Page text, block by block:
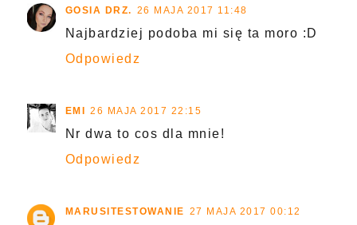
GOSIA DRZ. 26 MAJA 2017 11:48
Najbardziej podoba mi się ta moro :D
Odpowiedz
EMI 26 MAJA 2017 22:15
Nr dwa to cos dla mnie!
Odpowiedz
MARUSITESTOWANIE 27 MAJA 2017 00:12